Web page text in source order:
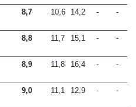
8,7 10,6 14,2 - -
8,8 11,7 15,1 - -
8,9 11,8 16,4 - -
9,0 11,1 12,9 - -